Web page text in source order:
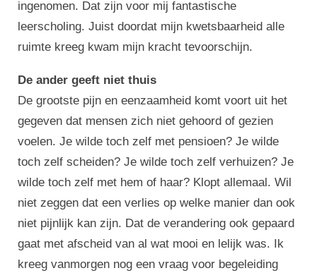
ingenomen. Dat zijn voor mij fantastische
leerscholing. Juist doordat mijn kwetsbaarheid alle
ruimte kreeg kwam mijn kracht tevoorschijn.
De ander geeft niet thuis
De grootste pijn en eenzaamheid komt voort uit het
gegeven dat mensen zich niet gehoord of gezien
voelen. Je wilde toch zelf met pensioen? Je wilde
toch zelf scheiden? Je wilde toch zelf verhuizen? Je
wilde toch zelf met hem of haar? Klopt allemaal. Wil
niet zeggen dat een verlies op welke manier dan ook
niet pijnlijk kan zijn. Dat de verandering ook gepaard
gaat met afscheid van al wat mooi en lelijk was. Ik
kreeg vanmorgen nog een vraag voor begeleiding